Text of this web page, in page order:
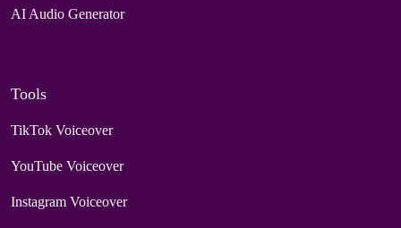
AI Audio Generator
Tools
TikTok Voiceover
YouTube Voiceover
Instagram Voiceover